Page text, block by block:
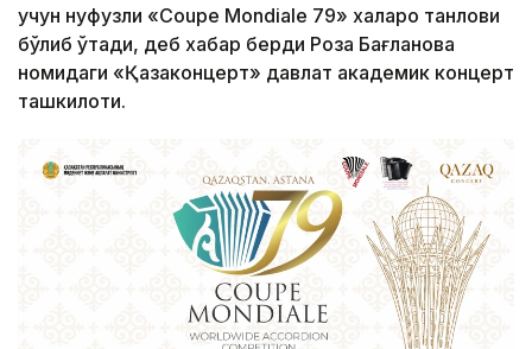
учун нуфузли «Coupe Mondiale 79» халқаро танлови
бўлиб ўтади, деб хабар берди Роза Бағланова
номидаги «Қазақконцерт» давлат академик концерт
ташкилоти.